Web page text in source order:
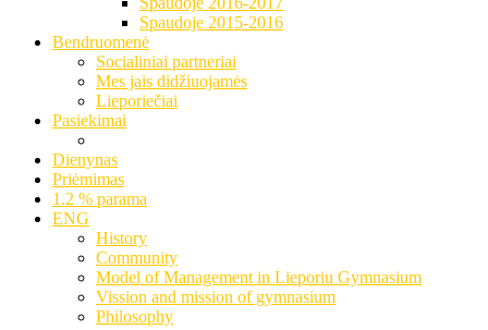
Spaudoje 2015-2016
Bendruomenė
Socialiniai partneriai
Mes jais didžiuojamės
Lieporiečiai
Pasiekimai
Dienynas
Priėmimas
1.2 % parama
ENG
History
Community
Model of Management in Lieporiu Gymnasium
Vission and mission of gymnasium
Philosophy